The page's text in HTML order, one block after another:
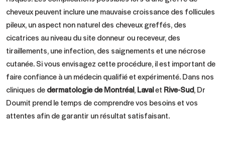
cheveux peuvent inclure une mauvaise croissance des follicules
pileux, un aspect non naturel des cheveux greffés, des
cicatrices au niveau du site donneur ou receveur, des
tiraillements, une infection, des saignements et une nécrose
cutanée. Si vous envisagez cette procédure, il est important de
faire confiance à un médecin qualifié et expérimenté. Dans nos
cliniques dedermatologie de Montréal,Lavalet Rive-Sud, Dr
Doumit prend le temps de comprendre vos besoins et vos
attentes afin de garantir un résultat satisfaisant.